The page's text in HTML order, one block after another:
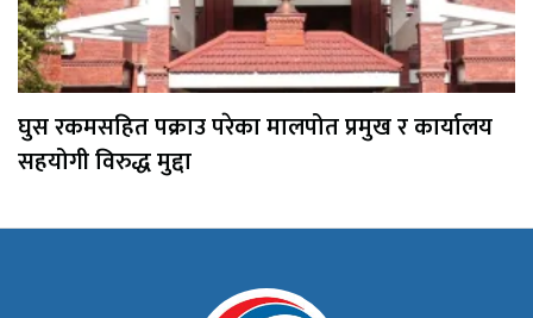
घुस रकमसहित पक्राउ परेका मालपोत प्रमुख र कार्यालय
सहयोगी विरुद्ध मुद्दा